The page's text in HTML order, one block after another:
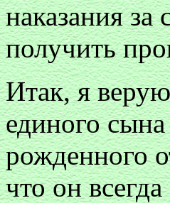
наказания за
получить
Итак, я
единого
рожденного
что он